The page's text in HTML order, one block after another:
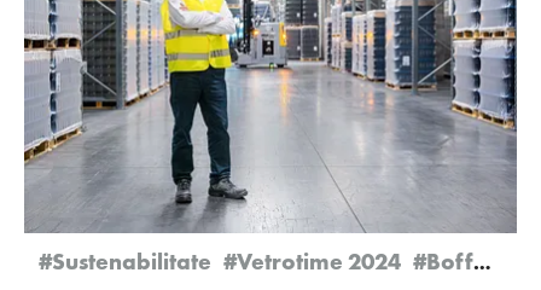
#Sustenabilitate #Vetrotime 2024 #Boffalora